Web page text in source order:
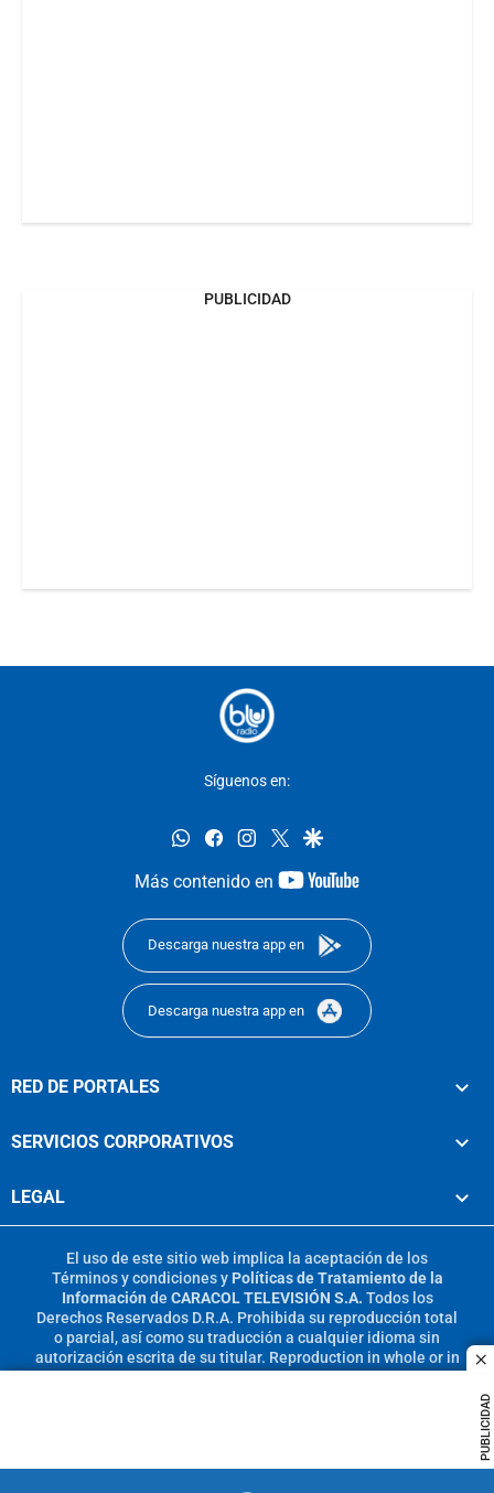
PUBLICIDAD
PUBLICIDAD
Síguenos en:
whatsappfacebookinstagram
twittergoogle
Más contenido en
youtube-
Descarga nuestra app en
Descarga nuestra app en
RED DE PORTALES
SERVICIOS CORPORATIVOS
LEGAL
El uso de este sitio web implica la aceptación de los
Términos y condicionesy Políticas de Tratamiento de la
Información de CARACOL TELEVISIÓN S.A. Todos los
Derechos Reservados D.R.A. Prohibida su reproducción total
o parcial, así como su traducción a cualquier idioma sin
autorización escrita de su titular. Reproduction in whole or in